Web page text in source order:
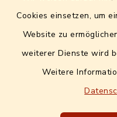
Cookies einsetzen, um
Website zu
weiterer Dienste wird
Weitere